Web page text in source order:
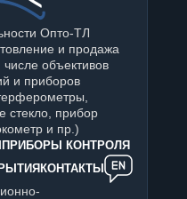
Опто-ТЛ
и продажа
объективов
и приборов
стекло, прибор
и пр.)
ПРИБОРЫ КОНТРОЛЯ
КОНТАКТЫ